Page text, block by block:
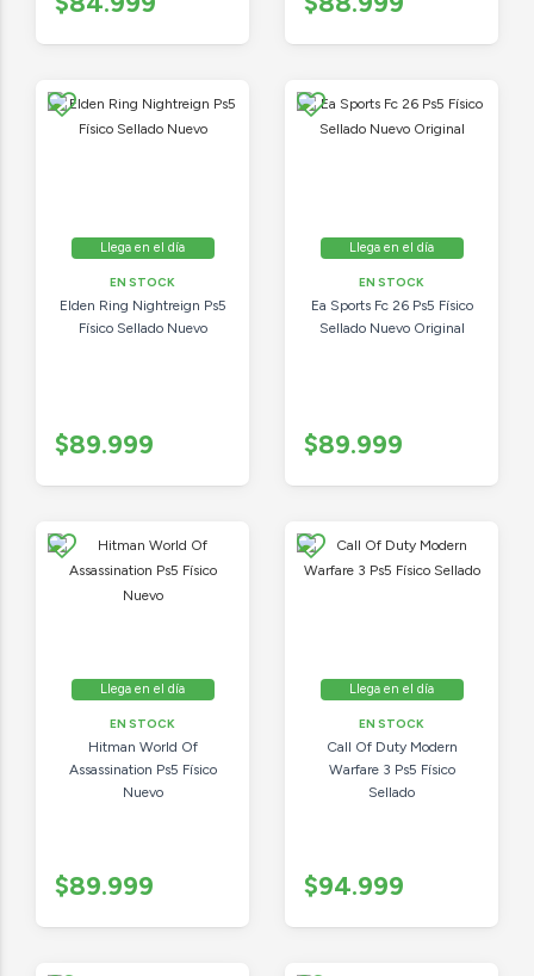
Llega en el día
EN STOCK
Elden Ring Nightreign Ps5
Físico Sellado Nuevo
$89.999
Llega en el día
EN STOCK
Ea Sports Fc 26 Ps5 Físico
Sellado Nuevo Original
$89.999
Llega en el día
EN STOCK
Hitman World Of
Assassination Ps5 Físico
Nuevo
$89.999
Llega en el día
EN STOCK
Call Of Duty Modern
Warfare 3 Ps5 Físico
Sellado
$94.999